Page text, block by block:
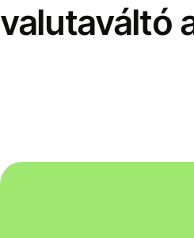
valutaváltó